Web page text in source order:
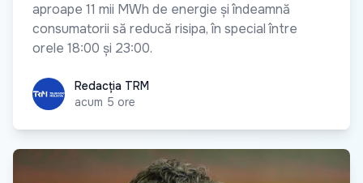
aproape 11 mii MWh de energie și îndeamnă
consumatorii să reducă risipa, în special între
orele 18:00 și 23:00.
Redacția TRM
Redacția TRM
acum 5 ore